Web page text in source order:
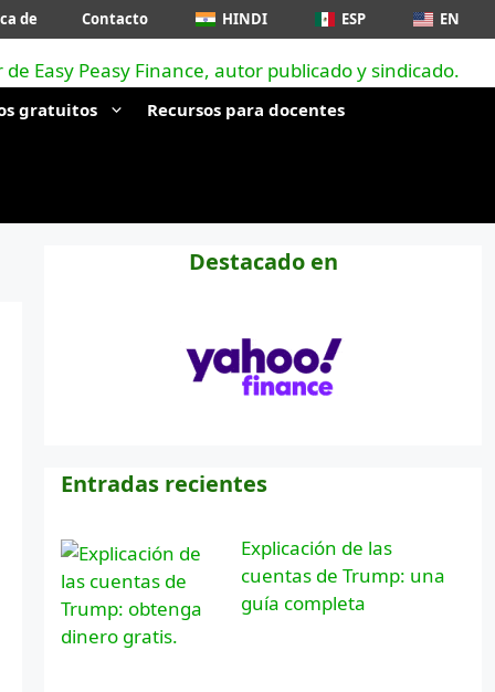
de Contacto HINDI ESP EN
gratuitos Recursos para docentes
Destacado en
Entradas recientes
Explicación de las
cuentas de Trump: una
guía completa